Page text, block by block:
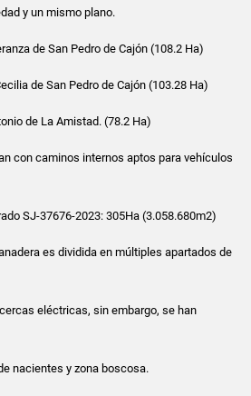
y un mismo plano.
de San Pedro de Cajón (108.2 Ha)
de San Pedro de Cajón (103.28 Ha)
de La Amistad. (78.2 Ha)
con caminos internos aptos para vehículos
SJ-37676-2023: 305Ha (3.058.680m2)
es dividida en múltiples apartados de
eléctricas, sin embargo, se han
nacientes y zona boscosa.